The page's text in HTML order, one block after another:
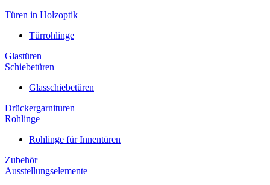
Türen in Holzoptik
Türrohlinge
Glastüren
Schiebetüren
Glasschiebetüren
Drückergarnituren
Rohlinge
Rohlinge für Innentüren
Zubehör
Ausstellungselemente